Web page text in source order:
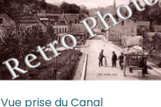
Vue prise du Canal